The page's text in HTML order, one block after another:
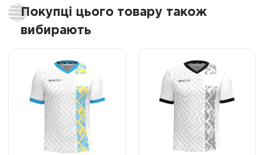
Покупці цього товару також
вибирають